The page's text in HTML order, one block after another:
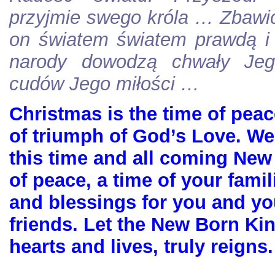
przyjmie swego króla …
on światem światem prawdą
narody dowodzą chwały
cudów Jego miłości …
Christmas is the time of
of triumph of God’s Love.
this time and all coming
of peace, a time of your
and blessings for you and
friends. Let the New Born
hearts and lives, truly reigns.